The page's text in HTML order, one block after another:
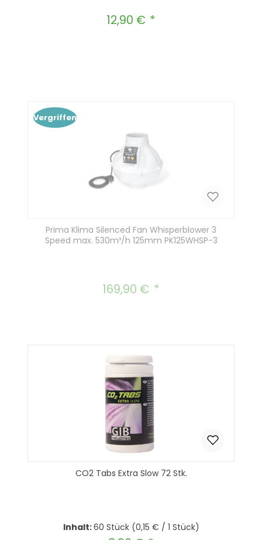
Regulärer Preis:
12,90 €
Vergriffen
Prima Klima Silenced Fan Whisperblower 3
Speed max. 530m³/h 125mm PK125WHSP-3
Regulärer Preis:
169,90 €
CO2 Tabs Extra Slow 72 Stk.
Inhalt:60 Stück (0,15 € / 1 Stück)